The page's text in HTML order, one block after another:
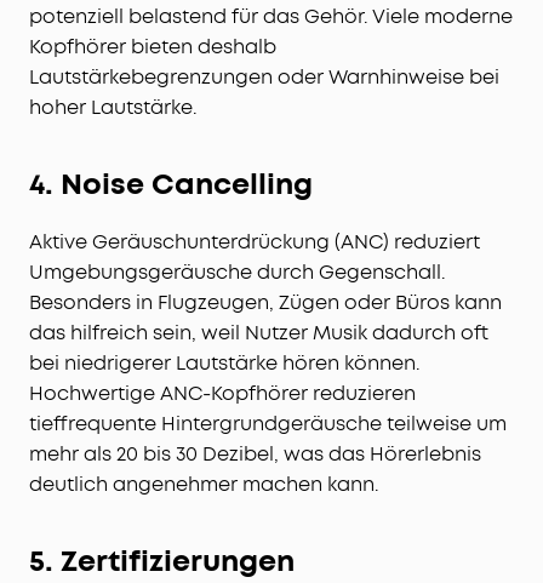
potenziell belastend für das Gehör. Viele moderne
Kopfhörer bieten deshalb
Lautstärkebegrenzungen oder Warnhinweise bei
hoher Lautstärke.
4. Noise Cancelling
Aktive Geräuschunterdrückung (ANC) reduziert
Umgebungsgeräusche durch Gegenschall.
Besonders in Flugzeugen, Zügen oder Büros kann
das hilfreich sein, weil Nutzer Musik dadurch oft
bei niedrigerer Lautstärke hören können.
Hochwertige ANC-Kopfhörer reduzieren
tieffrequente Hintergrundgeräusche teilweise um
mehr als 20 bis 30 Dezibel, was das Hörerlebnis
deutlich angenehmer machen kann.
5. Zertifizierungen